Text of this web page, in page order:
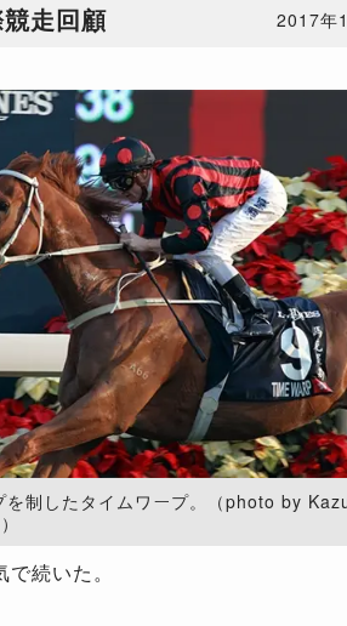
走回顧 2017年
を制したタイムワープ。（photo by
続いた。